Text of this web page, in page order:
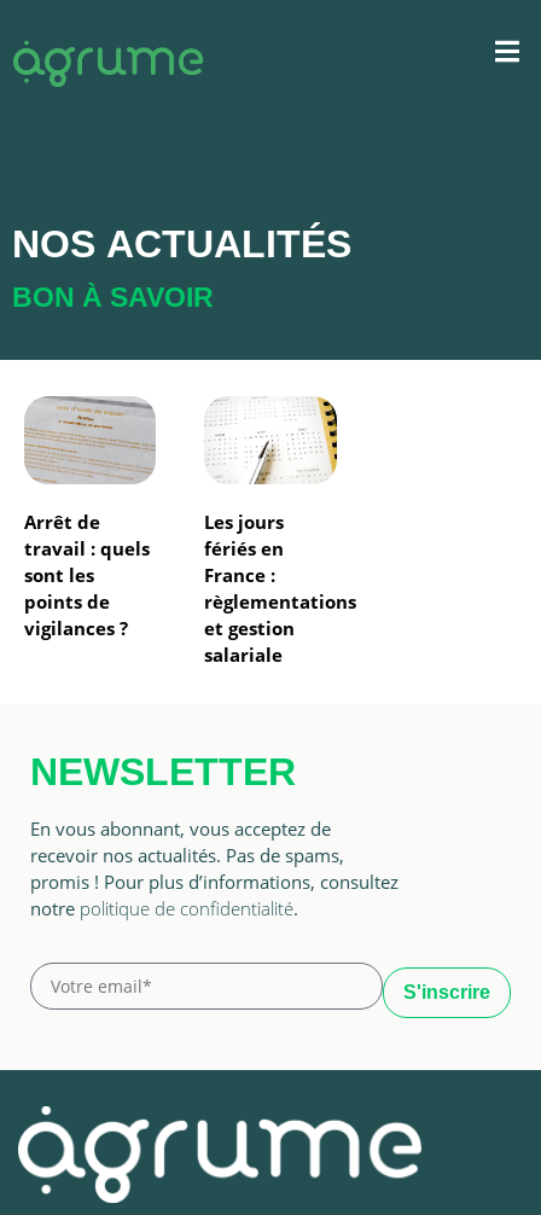
NOS ACTUALITÉS
BON À SAVOIR
Arrêt de
travail : quels
sont les
points de
vigilances ?
Les jours
fériés en
France :
règlementations
et gestion
salariale
NEWSLETTER
En vous abonnant, vous acceptez de
recevoir nos actualités. Pas de spams,
promis ! Pour plus d’informations, consultez
notre politique de confidentialité.